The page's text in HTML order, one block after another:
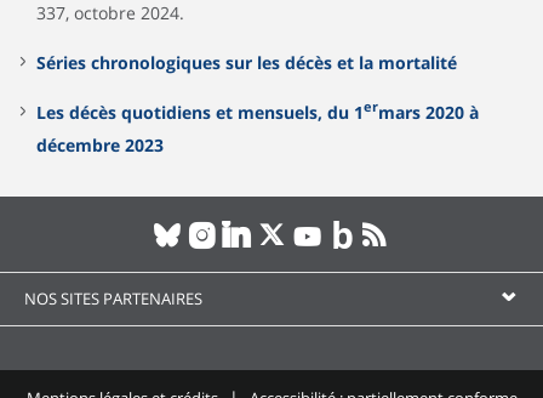
337, octobre 2024.
Séries chronologiques sur les décès et la mortalité
Les décès quotidiens et mensuels, du 1ermars 2020 à
décembre 2023
NOS SITES PARTENAIRES